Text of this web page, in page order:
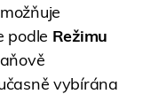
podle Režimu
vybírána